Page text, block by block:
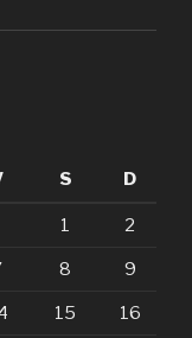
S D
1 2
8 9
15 16